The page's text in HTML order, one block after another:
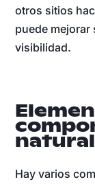
otros sitios
puede
visibilidad.
natural
Hay varios